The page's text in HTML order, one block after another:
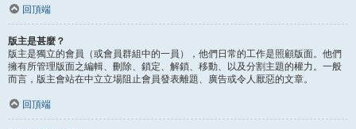
回頂端
版主是甚麼？
版主是獨立的會員（或會員群組中的一員），他們日常的工作是照顧版面。他們
擁有所管理版面之編輯、刪除、鎖定、解鎖、移動、以及分割主題的權力。一般
而言，版主會站在中立立場阻止會員發表離題、廣告或令人厭惡的文章。
回頂端